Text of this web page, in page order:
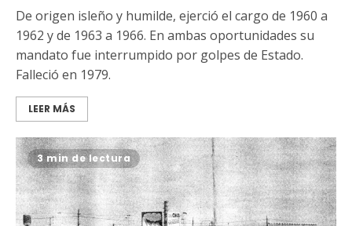
De origen isleño y humilde, ejerció el cargo de 1960 a
1962 y de 1963 a 1966. En ambas oportunidades su
mandato fue interrumpido por golpes de Estado.
Falleció en 1979.
LEER MÁS
3 min de lectura